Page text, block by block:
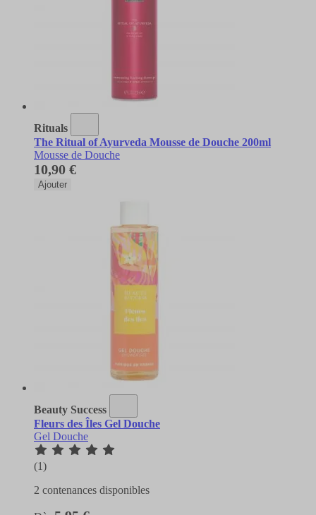
Rituals
The Ritual of Ayurveda Mousse de Douche 200ml
Mousse de Douche
10,90 €
Ajouter
Beauty Success
Fleurs des Îles Gel Douche
Gel Douche
(1)
2 contenances disponibles